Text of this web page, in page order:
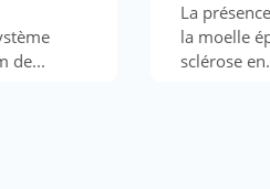
de...
La
la moelle
sclérose